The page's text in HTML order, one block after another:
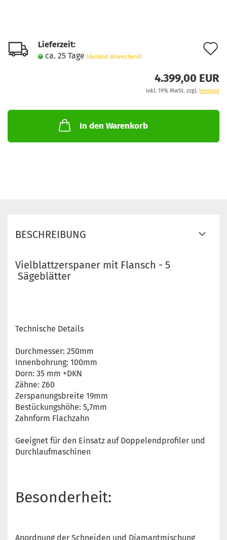
Lieferzeit:
ca. 25 Tage (Ausland abweichend)
4.399,00 EUR
inkl. 19% MwSt. zzgl. Versand
In den Warenkorb
BESCHREIBUNG
Vielblattzerspaner mit Flansch - 5
Sägeblätter
Technische Details
Durchmesser: 250mm
Innenbohrung: 100mm
Dorn: 35 mm +DKN
Zähne: Z60
Zerspanungsbreite 19mm
Bestückungshöhe: 5,7mm
Zahnform Flachzahn
Geeignet für den Einsatz auf Doppelendprofiler und
Durchlaufmaschinen
Besonderheit:
Anordnung der Schneiden und Diamantmischung